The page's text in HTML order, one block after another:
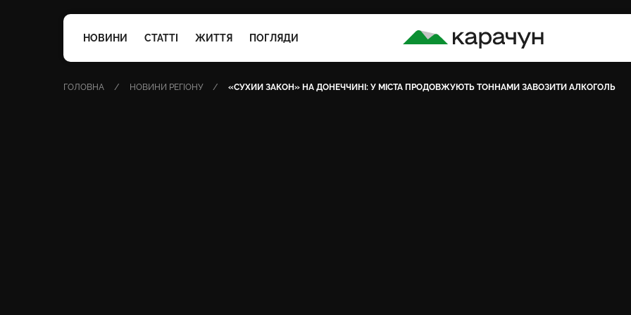
НОВИНИ СТАТТІ ЖИТТЯ ПОГЛЯДИ
КАРАЧУН
ГОЛОВНА НОВИНИ РЕГІОНУ «СУХИЙ ЗАКОН» НА ДОНЕЧЧИНІ: У МІСТА ПРОДОВЖУЮТЬ ТОННАМИ ЗАВОЗИТИ АЛКОГОЛЬ